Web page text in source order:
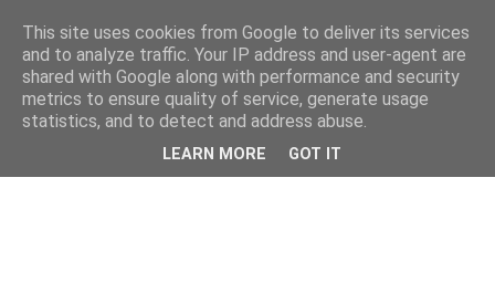
This site uses cookies from Google to deliver its services
and to analyze traffic. Your IP address and user-agent are
shared with Google along with performance and security
metrics to ensure quality of service, generate usage
statistics, and to detect and address abuse.
LEARN MORE GOT IT